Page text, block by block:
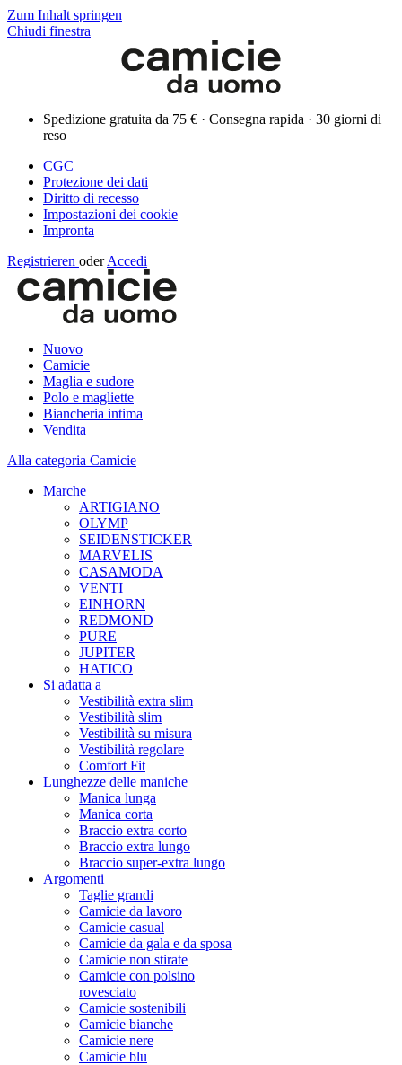
Zum Inhalt springen
Chiudi finestra
Spedizione gratuita da 75 € · Consegna rapida · 30 giorni di
reso
CGC
Protezione dei dati
Diritto di recesso
Impostazioni dei cookie
Impronta
Registrieren oder Accedi
Nuovo
Camicie
Maglia e sudore
Polo e magliette
Biancheria intima
Vendita
Alla categoria Camicie
Marche
ARTIGIANO
OLYMP
SEIDENSTICKER
MARVELIS
CASAMODA
VENTI
EINHORN
REDMOND
PURE
JUPITER
HATICO
Si adatta a
Vestibilità extra slim
Vestibilità slim
Vestibilità su misura
Vestibilità regolare
Comfort Fit
Lunghezze delle maniche
Manica lunga
Manica corta
Braccio extra corto
Braccio extra lungo
Braccio super-extra lungo
Argomenti
Taglie grandi
Camicie da lavoro
Camicie casual
Camicie da gala e da sposa
Camicie non stirate
Camicie con polsino
rovesciato
Camicie sostenibili
Camicie bianche
Camicie nere
Camicie blu